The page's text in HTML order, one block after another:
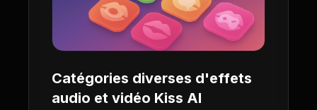
Catégories diverses d'effets
audio et vidéo Kiss AI